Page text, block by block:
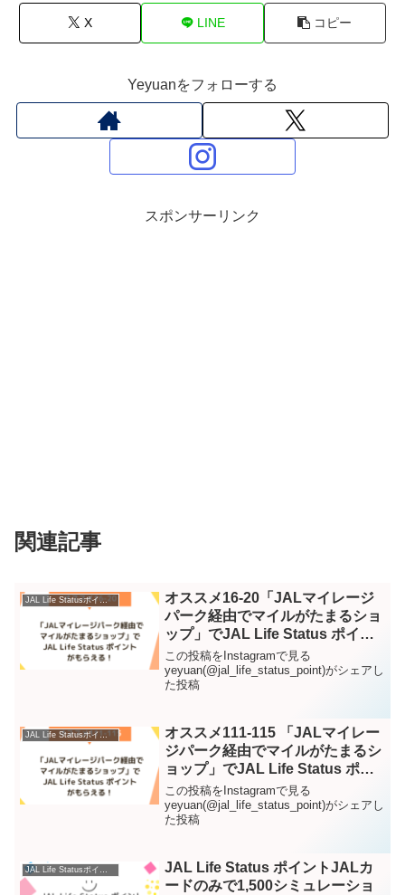
X LINE コピー
Yeyuanをフォローする
スポンサーリンク
関連記事
JAL Life Statusポイント – Instagram
オススメ16-20「JALマイレージ
パーク経由でマイルがたまるショ
ップ」でJAL Life Status ポイン
トがもらえる！ – Instagram
この投稿をInstagramで見る
yeyuan(@jal_life_status_point)がシェアし
た投稿
JAL Life Statusポイント – Instagram
オススメ111-115 「JALマイレー
ジパーク経由でマイルがたまるシ
ョップ」でJAL Life Status ポイ
ントがもらえる！ – Instagram
この投稿をInstagramで見る
yeyuan(@jal_life_status_point)がシェアし
た投稿
JAL Life Statusポイント – Instagram
JAL Life Status ポイントJALカ
ードのみで1,500シミュレーショ